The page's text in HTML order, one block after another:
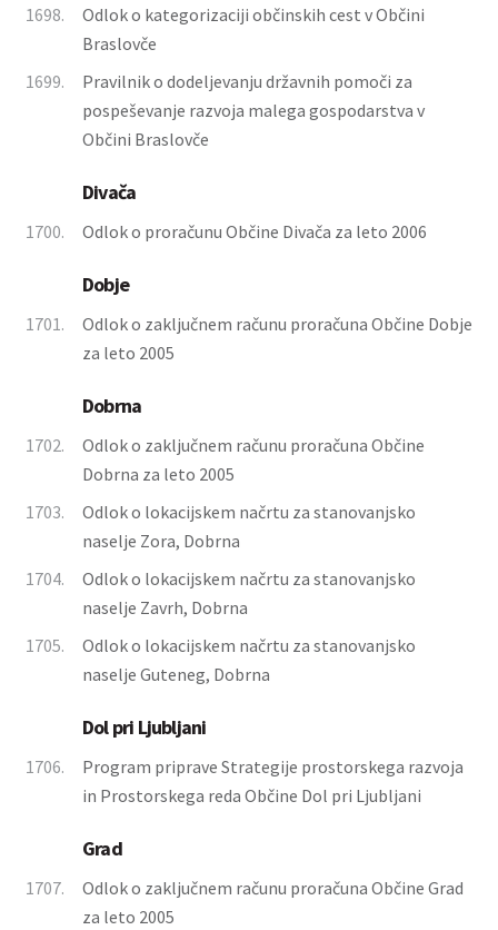
1698.
Odlok o kategorizaciji občinskih cest v Občini
Braslovče
1699.
Pravilnik o dodeljevanju državnih pomoči za
pospeševanje razvoja malega gospodarstva v
Občini Braslovče
Divača
1700. Odlok o proračunu Občine Divača za leto 2006
Dobje
1701.
Odlok o zaključnem računu proračuna Občine Dobje
za leto 2005
Dobrna
1702.
Odlok o zaključnem računu proračuna Občine
Dobrna za leto 2005
1703.
Odlok o lokacijskem načrtu za stanovanjsko
naselje Zora, Dobrna
1704.
Odlok o lokacijskem načrtu za stanovanjsko
naselje Zavrh, Dobrna
1705.
Odlok o lokacijskem načrtu za stanovanjsko
naselje Guteneg, Dobrna
Dol pri Ljubljani
1706.
Program priprave Strategije prostorskega razvoja
in Prostorskega reda Občine Dol pri Ljubljani
Grad
1707.
Odlok o zaključnem računu proračuna Občine Grad
za leto 2005